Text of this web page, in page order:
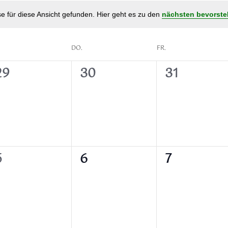
für diese Ansicht gefunden. Hier geht es zu den nächsten
DO. FR.
0
30
0
31
0
6
0
7